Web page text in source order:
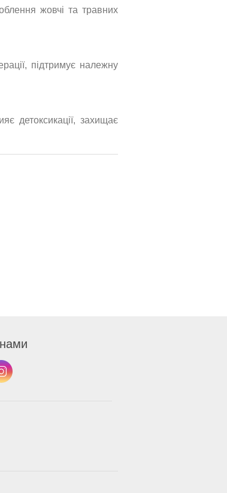
жовчі та травних
підтримує належну
детоксикації, захищає